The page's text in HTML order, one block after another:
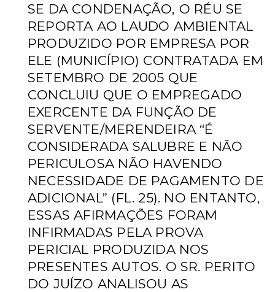
SE DA CONDENAÇÃO, O RÉU SE
REPORTA AO LAUDO AMBIENTAL
PRODUZIDO POR EMPRESA POR
ELE (MUNICÍPIO) CONTRATADA EM
SETEMBRO DE 2005 QUE
CONCLUIU QUE O EMPREGADO
EXERCENTE DA FUNÇÃO DE
SERVENTE/MERENDEIRA “É
CONSIDERADA SALUBRE E NÃO
PERICULOSA NÃO HAVENDO
NECESSIDADE DE PAGAMENTO DE
ADICIONAL” (FL. 25). NO ENTANTO,
ESSAS AFIRMAÇÕES FORAM
INFIRMADAS PELA PROVA
PERICIAL PRODUZIDA NOS
PRESENTES AUTOS. O SR. PERITO
DO JUÍZO ANALISOU AS